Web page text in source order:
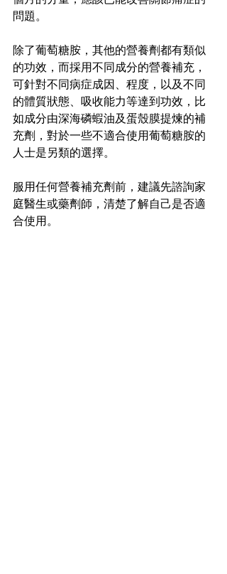
問題。
除了葡萄糖胺，其他的營養劑都有類似
的功效，而採用不同成分的營養補充，
可針對不同病症成因、程度，以及不同
的體質狀態、吸收能力等達到功效，比
如成分由深海磷蝦油及蛋殼膜提煉的補
充劑，對於一些不適合使用葡萄糖胺的
人士是另類的選擇。
服用任何營養補充劑前，建議先諮詢家
庭醫生或藥劑師，清楚了解自己是否適
合使用。